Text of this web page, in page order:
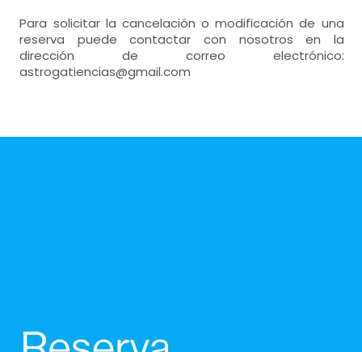
Para solicitar la cancelación o modificación de una
reserva puede contactar con nosotros en la
dirección de correo electrónico:
astrogatiencias@gmail.com